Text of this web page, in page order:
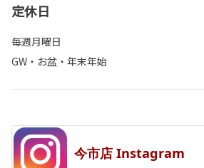
定休日
毎週月曜日
GW・お盆・年末年始
今市店 Instagram